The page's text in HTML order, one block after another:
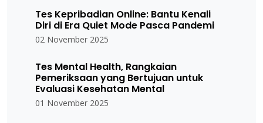
Tes Kepribadian Online: Bantu Kenali
Diri di Era Quiet Mode Pasca Pandemi
02 November 2025
Tes Mental Health, Rangkaian
Pemeriksaan yang Bertujuan untuk
Evaluasi Kesehatan Mental
01 November 2025